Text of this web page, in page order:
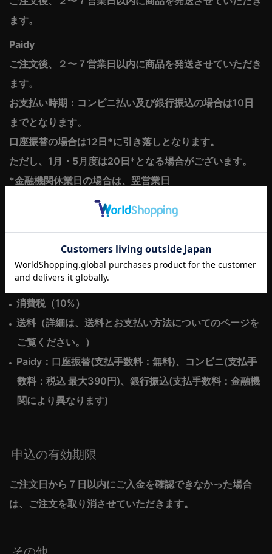
ます。
Paidy
ご注文後、２〜７営業日以内に商品を発送させていただき
ます。
お支払い時期：コンビニ払い及び銀行振込の場合は10日
までとなります。
口座振替の場合は12日*に引き落しとなります。
ただし、1月・5月度は20日*となる場合がございます。
*金融機関休業日の場合は、翌営業日
商品代金以外の必要料金
消費税（10%）
送料（詳細は、送料とお支払い方法についてのページを
ご覧ください。）
Paidy：口座振替(支払手数料：無料)、コンビニ(支払手
数料：税込 最大390円)、銀行振込(支払手数料：金融機
関により異なります)
申込の有効期限
ご注文日から７日以内にご入金を確認できなかった場合
は、ご注文を取り消させていただきます。